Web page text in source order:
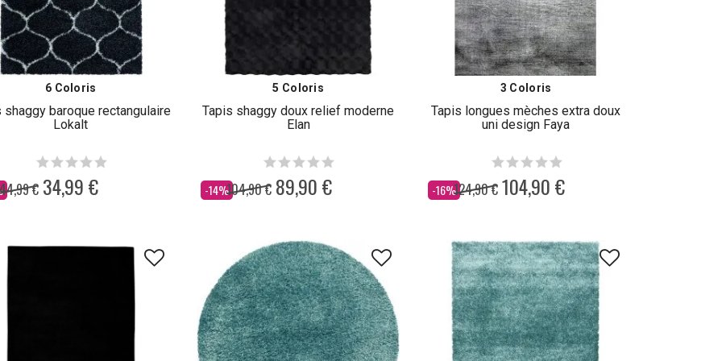
6 Coloris
shaggy baroque rectangulaire
Lokalt
€ 34,99 €
5 Coloris
Tapis shaggy doux relief moderne
Elan
-14%
Dès 104,90 € 89,90 €
3 Coloris
Tapis longues mèches extra doux
uni design Faya
-16%
Dès 124,90 € 104,90 €